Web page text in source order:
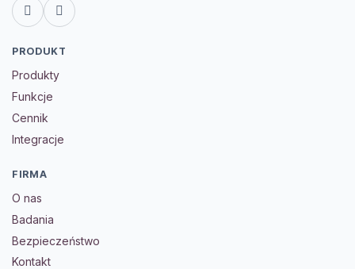
LinkedInGitHub
PRODUKT
Produkty
Funkcje
Cennik
Integracje
FIRMA
O nas
Badania
Bezpieczeństwo
Kontakt